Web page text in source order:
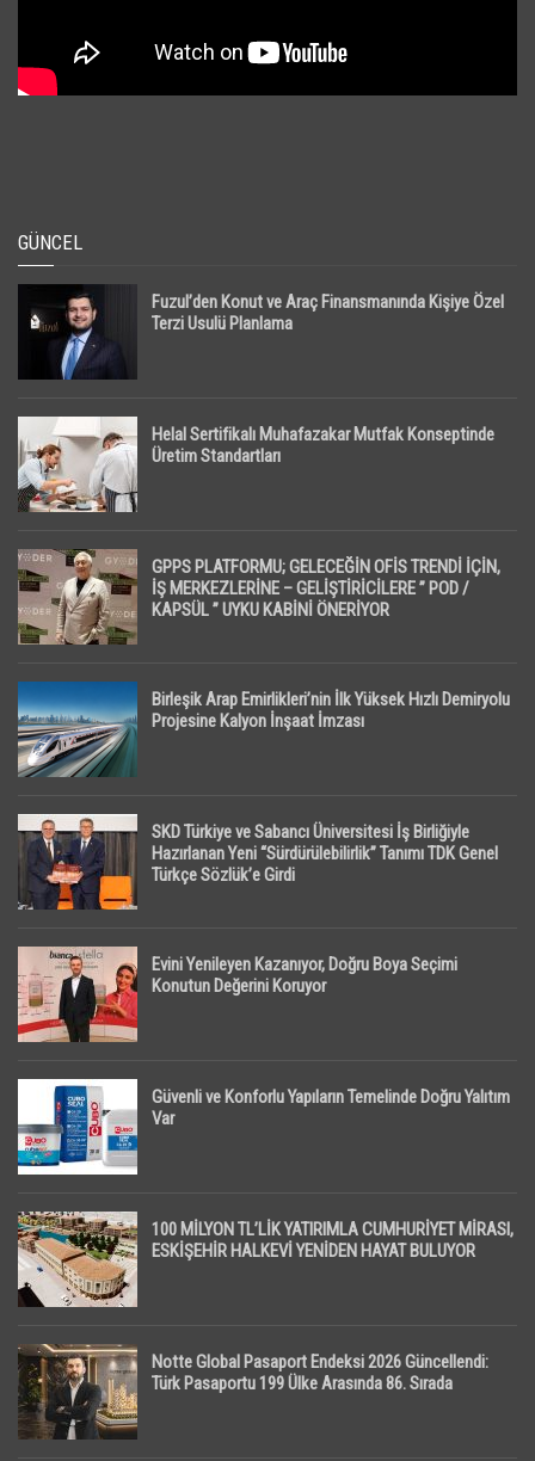
GÜNCEL
Fuzul’den Konut ve Araç Finansmanında Kişiye Özel
Terzi Usulü Planlama
Helal Sertifikalı Muhafazakar Mutfak Konseptinde
Üretim Standartları
GPPS PLATFORMU; GELECEĞİN OFİS TRENDİ İÇİN,
İŞ MERKEZLERİNE – GELİŞTİRİCİLERE ” POD /
KAPSÜL ” UYKU KABİNİ ÖNERİYOR
Birleşik Arap Emirlikleri’nin İlk Yüksek Hızlı Demiryolu
Projesine Kalyon İnşaat İmzası
SKD Türkiye ve Sabancı Üniversitesi İş Birliğiyle
Hazırlanan Yeni “Sürdürülebilirlik” Tanımı TDK Genel
Türkçe Sözlük’e Girdi
Evini Yenileyen Kazanıyor, Doğru Boya Seçimi
Konutun Değerini Koruyor
Güvenli ve Konforlu Yapıların Temelinde Doğru Yalıtım
Var
100 MİLYON TL’LİK YATIRIMLA CUMHURİYET MİRASI,
ESKİŞEHİR HALKEVİ YENİDEN HAYAT BULUYOR
Notte Global Pasaport Endeksi 2026 Güncellendi:
Türk Pasaportu 199 Ülke Arasında 86. Sırada